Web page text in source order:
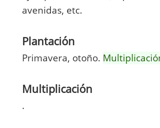
avenidas, etc.
Plantación
Primavera, otoño.
Multiplicación
.